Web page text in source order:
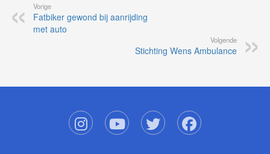
Vorige
Fatbiker gewond bij aanrijding
met auto
Volgende
Stichting Wens Ambulance